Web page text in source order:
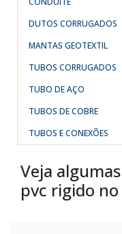
DUTOS CORRUGADOS
MANTAS GEOTEXTIL
TUBOS CORRUGADOS
TUBO DE AÇO
TUBOS DE COBRE
TUBOS E CONEXÕES
Veja
pvc rigido